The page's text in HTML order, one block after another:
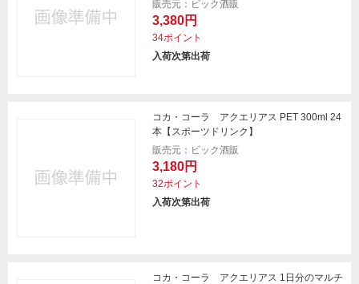
販売元：ビック酒販
3,380円
34ポイント
入荷次第出荷
コカ・コーラ アクエリアス PET 300ml 24
本【スポーツドリンク】
販売元：ビック酒販
3,180円
32ポイント
入荷次第出荷
コカ・コーラ アクエリアス 1日分のマルチ